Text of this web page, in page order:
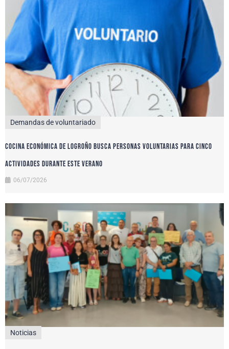
Demandas de voluntariado
Cocina Económica de Logroño busca personas voluntarias para cinco
actividades durante este verano
06/07/2026
Noticias